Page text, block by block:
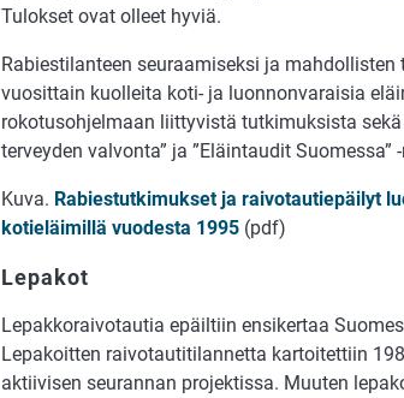
Tulokset ovat olleet hyviä.
Rabiestilanteen seuraamiseksi ja
vuosittain kuolleita koti- ja luonnonvaraisia
rokotusohjelmaan liittyvistä tutkimuksista
terveyden valvonta” ja ”Eläintaudit Suomessa”
Kuva. Rabiestutkimukset ja raivotautiepäilyt
kotieläimillä vuodesta 1995 (pdf)
Lepakot
Lepakkoraivotautia epäiltiin ensikertaa
Lepakoitten raivotautitilannetta kartoitettiin
aktiivisen seurannan projektissa. Muuten